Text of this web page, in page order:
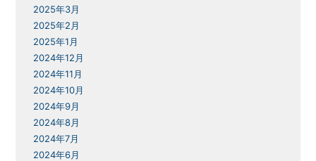
2025年3月
2025年2月
2025年1月
2024年12月
2024年11月
2024年10月
2024年9月
2024年8月
2024年7月
2024年6月